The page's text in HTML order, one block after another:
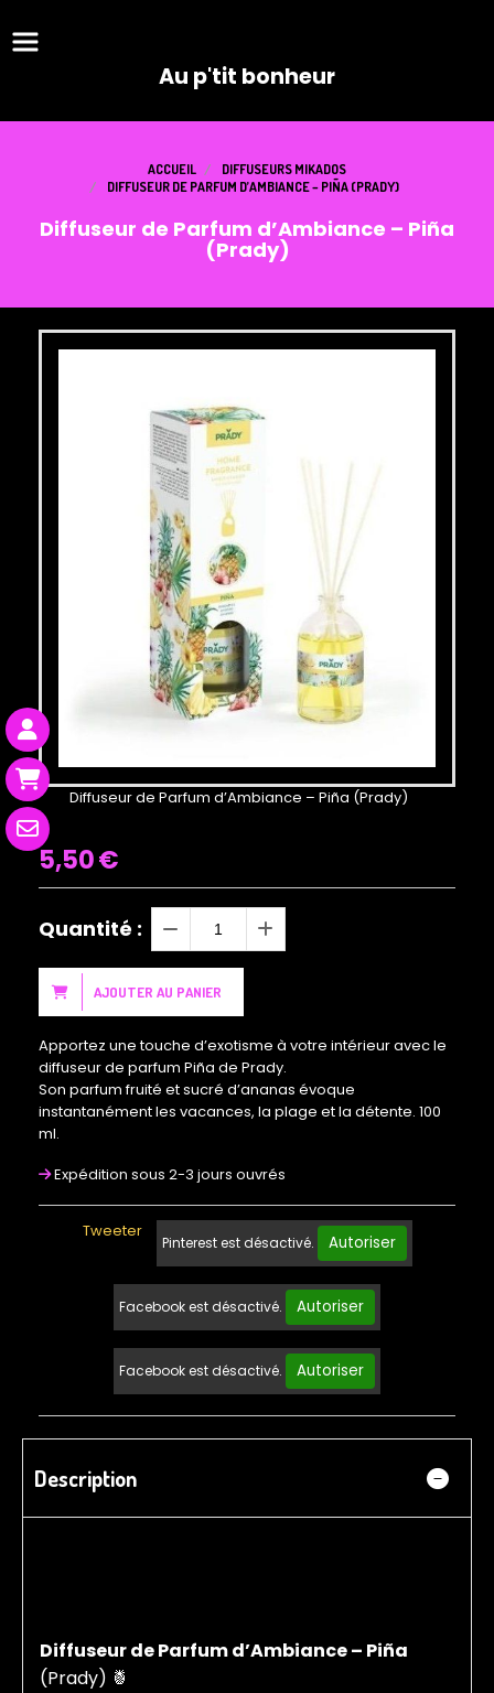
Au p'tit bonheur
ACCUEIL
DIFFUSEURS MIKADOS
DIFFUSEUR DE PARFUM D’AMBIANCE – PIÑA (PRADY)
Diffuseur de Parfum d’Ambiance – Piña
(Prady)
Diffuseur de Parfum d’Ambiance – Piña (Prady)
5,50€
Quantité :
AJOUTER AU PANIER
Apportez une touche d’exotisme à votre intérieur avec le
diffuseur de parfum Piña de Prady.
Son parfum fruité et sucré d’ananas évoque
instantanément les vacances, la plage et la détente. 100
ml.
Expédition sous 2-3 jours ouvrés
Tweeter
Pinterest est désactivé. Autoriser
Facebook est désactivé. Autoriser
Facebook est désactivé. Autoriser
Description
Diffuseur de Parfum d’Ambiance – Piña
(Prady) 🍍